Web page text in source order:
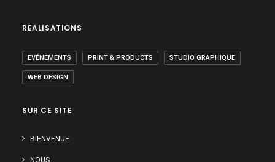
REALISATIONS
EVÉNEMENTS PRINT & PRODUCTS STUDIO GRAPHIQUE
WEB DESIGN
SUR CE SITE
BIENVENUE
NOUS